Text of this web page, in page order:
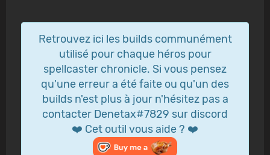
Retrouvez ici les builds communément
utilisé pour chaque héros pour
spellcaster chronicle. Si vous pensez
qu'une erreur a été faite ou qu'un des
builds n'est plus à jour n'hésitez pas a
contacter Denetax#7829 sur discord
❤️ Cet outil vous aide ? ❤️